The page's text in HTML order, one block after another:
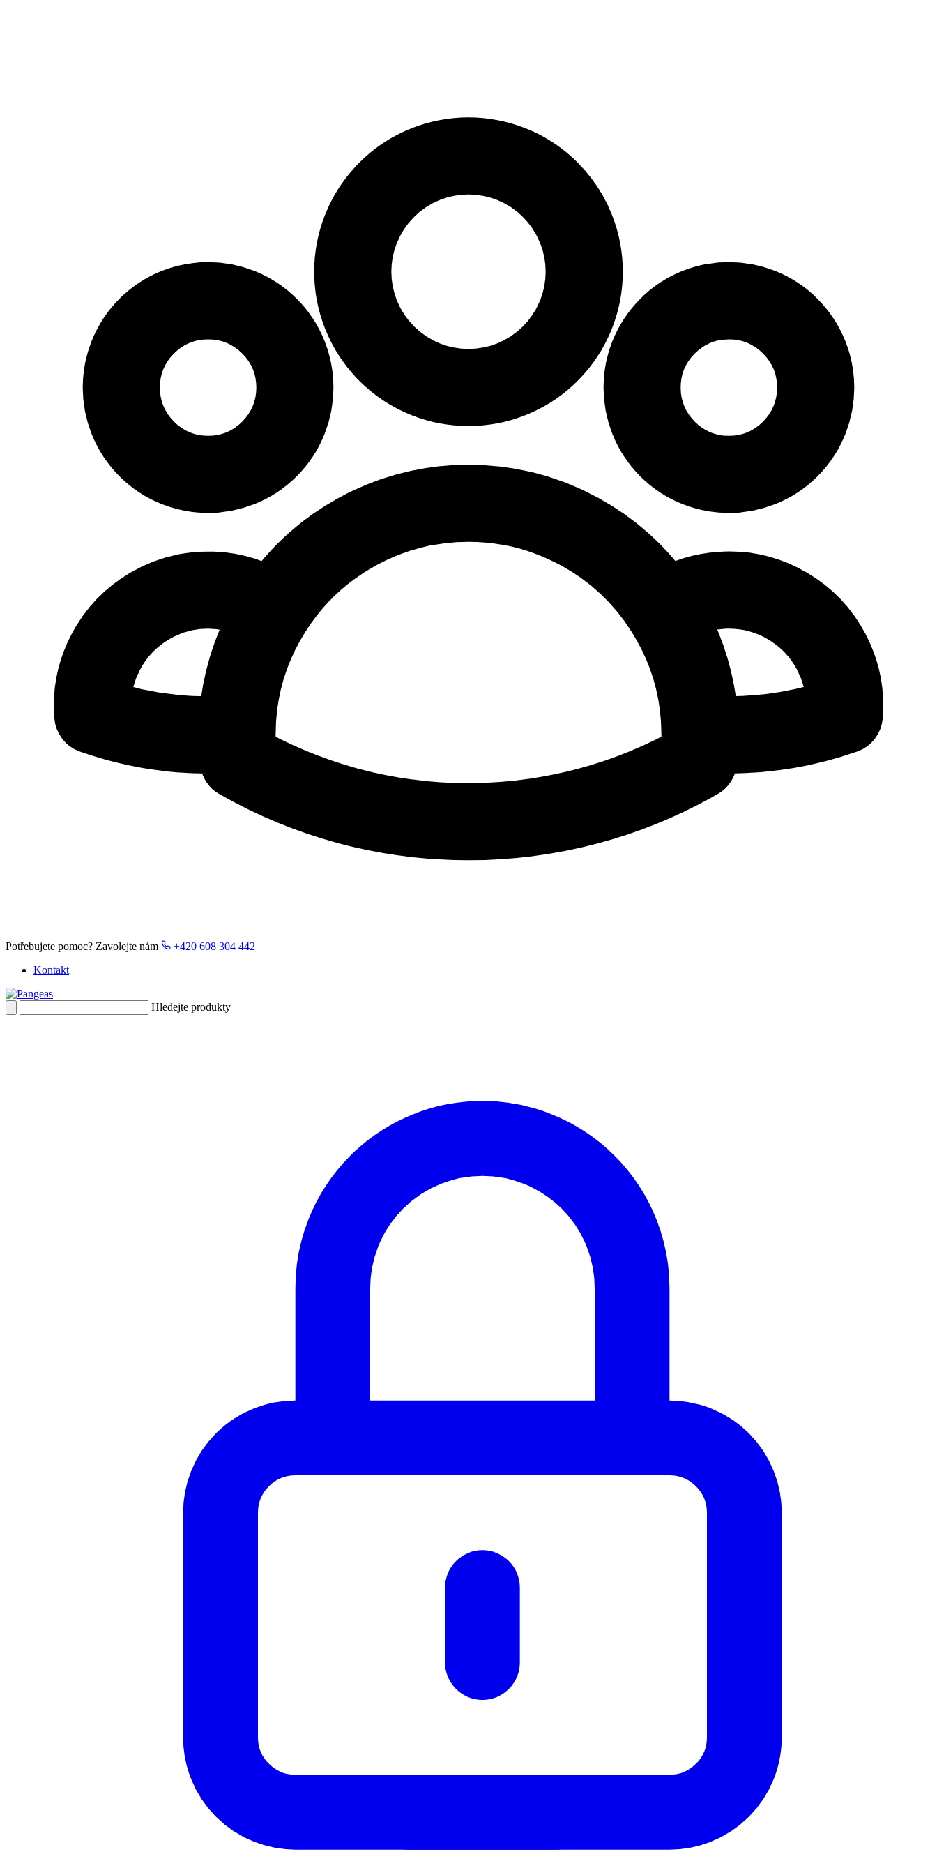
Potřebujete pomoc? Zavolejte nám
+420 608 304 442
Kontakt
Hledejte produkty